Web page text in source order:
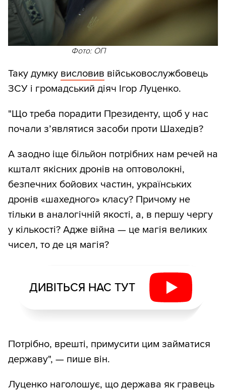
Фото: ОП
Таку думку висловив військовослужбовець
ЗСУ і громадський діяч Ігор Луценко.
"Що треба порадити Президенту, щоб у нас
почали з’являтися засоби проти Шахедів?
А заодно іще більйон потрібних нам речей на
кшталт якісних дронів на оптоволокні,
безпечних бойових частин, українських
дронів «шахедного» класу? Причому не
тільки в аналогічній якості, а, в першу чергу
у кількості? Адже війна — це магія великих
чисел, то де ця магія?
ДИВІТЬСЯ НАС ТУТ
Потрібно, врешті, примусити цим займатися
державу", — пише він.
Луценко наголошує, що держава як гравець